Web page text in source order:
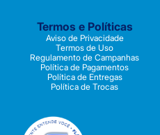
Termos e Políticas
Aviso de Privacidade
Termos de Uso
Regulamento de Campanhas
Política de Pagamentos
Política de Entregas
Política de Trocas